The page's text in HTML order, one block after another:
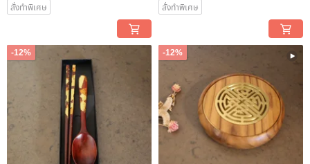
สั่งทำพิเศษ สั่งทำพิเศษ
-12% -12%